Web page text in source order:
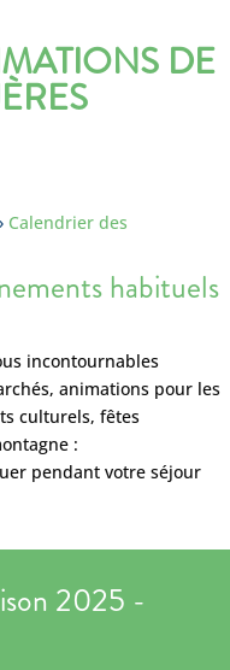
DE
Calendrier des
habituels
incontournables
animations pour les
culturels, fêtes
:
pendant votre séjour
2025 -